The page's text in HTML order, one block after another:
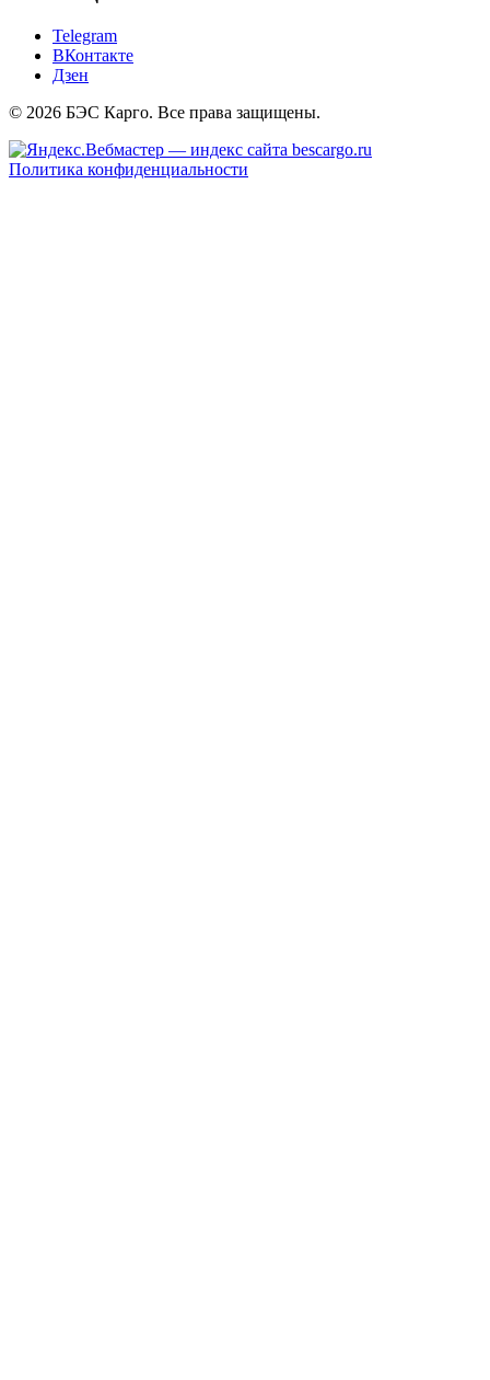
Telegram
ВКонтакте
Дзен
© 2026 БЭС Карго. Все права защищены.
Политика конфиденциальности